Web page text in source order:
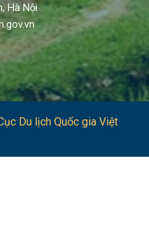
Hà Nội
Du lịch Quốc gia Việt